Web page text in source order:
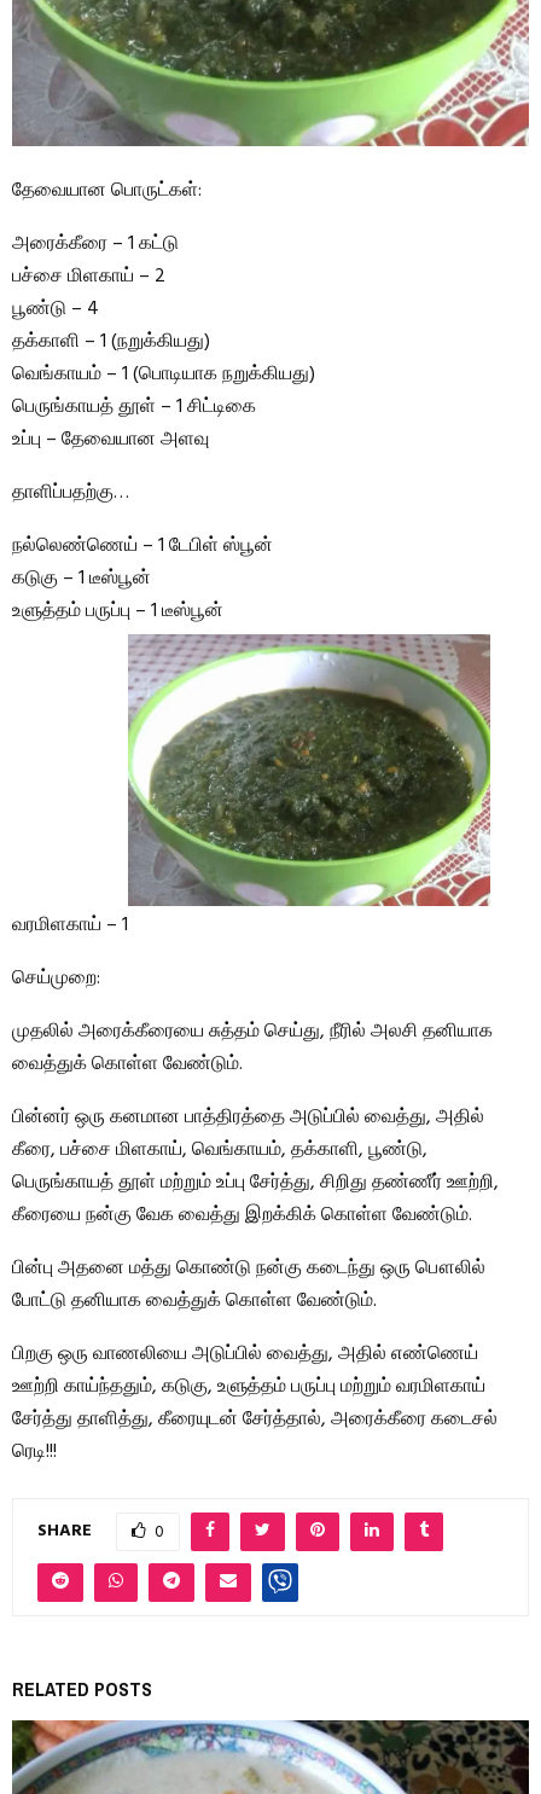
தேவையான பொருட்கள்:
அரைக்கீரை – 1 கட்டு
பச்சை மிளகாய் – 2
பூண்டு – 4
தக்காளி – 1 (நறுக்கியது)
வெங்காயம் – 1 (பொடியாக நறுக்கியது)
பெருங்காயத் தூள் – 1 சிட்டிகை
உப்பு – தேவையான அளவு
தாளிப்பதற்கு…
நல்லெண்ணெய் – 1 டேபிள் ஸ்பூன்
கடுகு – 1 டீஸ்பூன்
உளுத்தம் பருப்பு – 1 டீஸ்பூன்
வரமிளகாய் – 1
செய்முறை:
முதலில் அரைக்கீரையை சுத்தம் செய்து, நீரில் அலசி தனியாக
வைத்துக் கொள்ள வேண்டும்.
பின்னர் ஒரு கனமான பாத்திரத்தை அடுப்பில் வைத்து, அதில்
கீரை, பச்சை மிளகாய், வெங்காயம், தக்காளி, பூண்டு,
பெருங்காயத் தூள் மற்றும் உப்பு சேர்த்து, சிறிது தண்ணீர் ஊற்றி,
கீரையை நன்கு வேக வைத்து இறக்கிக் கொள்ள வேண்டும்.
பின்பு அதனை மத்து கொண்டு நன்கு கடைந்து ஒரு பௌலில்
போட்டு தனியாக வைத்துக் கொள்ள வேண்டும்.
பிறகு ஒரு வாணலியை அடுப்பில் வைத்து, அதில் எண்ணெய்
ஊற்றி காய்ந்ததும், கடுகு, உளுத்தம் பருப்பு மற்றும் வரமிளகாய்
சேர்த்து தாளித்து, கீரையுடன் சேர்த்தால், அரைக்கீரை கடைசல்
ரெடி!!!
SHARE 0
RELATED POSTS